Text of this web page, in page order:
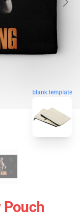
blank template
Pouch